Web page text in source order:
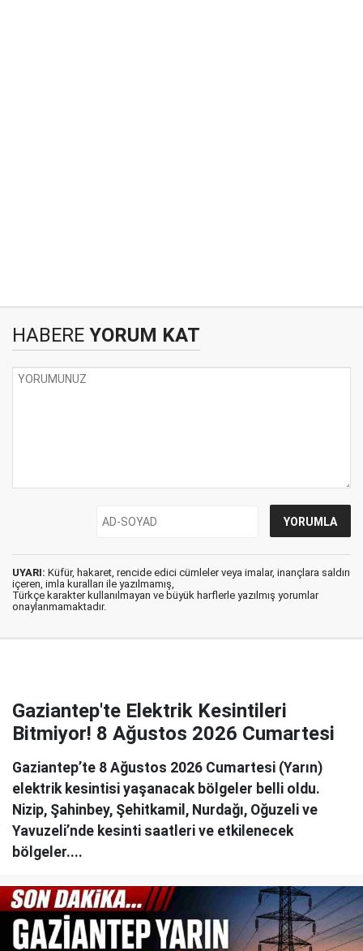
HABERE YORUM KAT
UYARI: Küfür, hakaret, rencide edici cümleler veya imalar, inançlara saldırı
içeren, imla kuralları ile yazılmamış,
Türkçe karakter kullanılmayan ve büyük harflerle yazılmış yorumlar
onaylanmamaktadır.
Gaziantep'te Elektrik Kesintileri
Bitmiyor! 8 Ağustos 2026 Cumartesi
Gaziantep’te 8 Ağustos 2026 Cumartesi (Yarın)
elektrik kesintisi yaşanacak bölgeler belli oldu.
Nizip, Şahinbey, Şehitkamil, Nurdağı, Oğuzeli ve
Yavuzeli’nde kesinti saatleri ve etkilenecek
bölgeler....